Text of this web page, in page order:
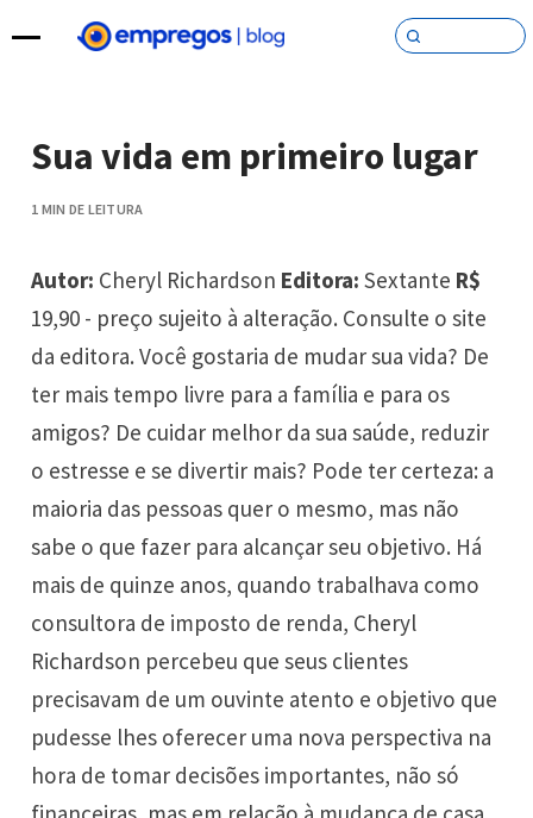
Pular para o conteúdo
Sua vida em primeiro lugar
1 MIN DE LEITURA
Autor: Cheryl Richardson Editora: Sextante R$
19,90 - preço sujeito à alteração. Consulte o site
da editora. Você gostaria de mudar sua vida? De
ter mais tempo livre para a família e para os
amigos? De cuidar melhor da sua saúde, reduzir
o estresse e se divertir mais? Pode ter certeza: a
maioria das pessoas quer o mesmo, mas não
sabe o que fazer para alcançar seu objetivo. Há
mais de quinze anos, quando trabalhava como
consultora de imposto de renda, Cheryl
Richardson percebeu que seus clientes
precisavam de um ouvinte atento e objetivo que
pudesse lhes oferecer uma nova perspectiva na
hora de tomar decisões importantes, não só